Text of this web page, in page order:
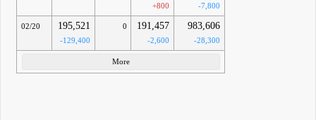
+800 -7,800
02/20 195,521
-129,400
0 191,457
-2,600
983,606
-28,300
More